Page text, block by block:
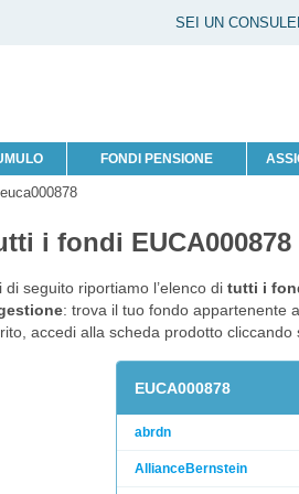
SEI UN
FONDI PENSIONE
i fondi
di seguito riportiamo l’elenco di tutti i
: trova il tuo fondo appartenente
accedi alla scheda prodotto cliccando
EUCA000878
abrdn
AllianceBernstein